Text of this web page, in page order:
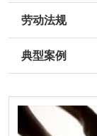
劳动法规
典型案例